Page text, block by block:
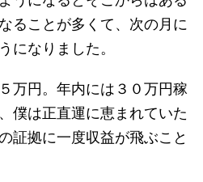
ることが多くて、次の月に
になりました。
万円。年内には３０万円稼
僕は正直運に恵まれていた
証拠に一度収益が飛ぶこと